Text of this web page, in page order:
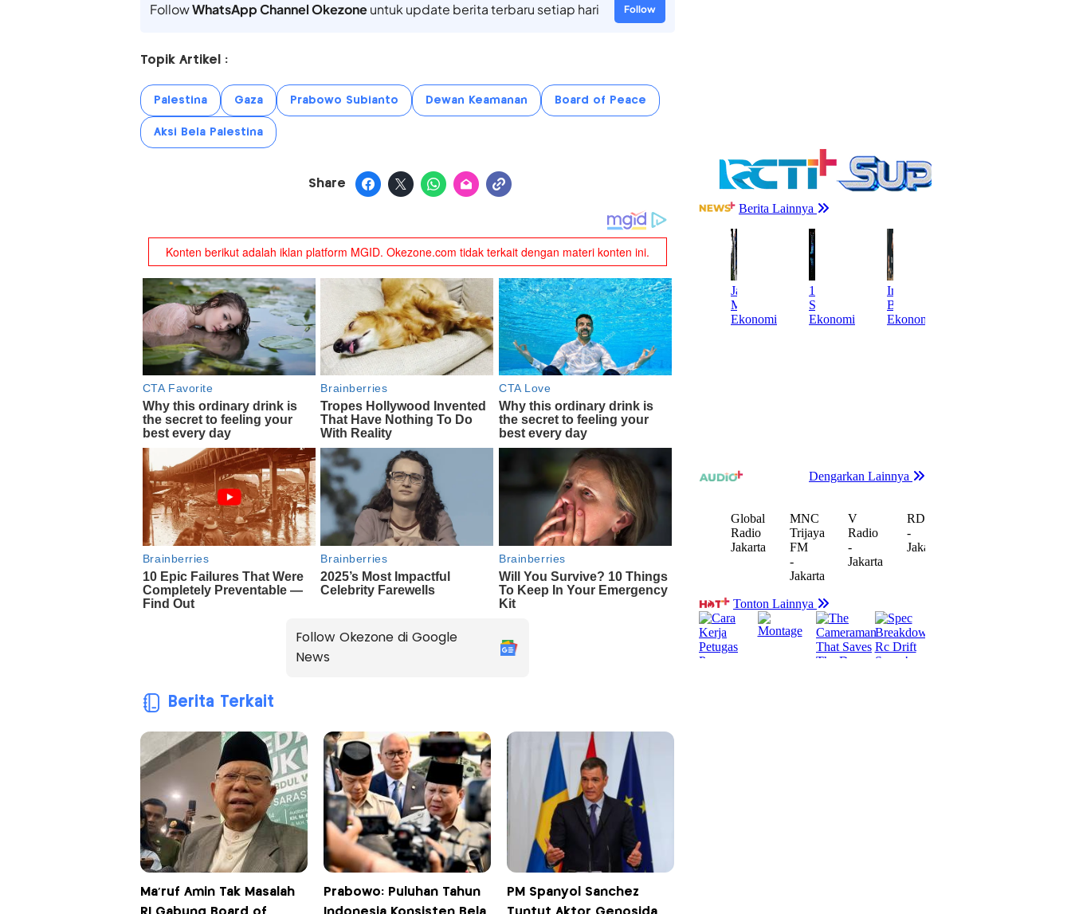
FollowWhatsApp Channel Okezoneuntuk update berita terbaru setiap hari Follow
Topik Artikel :
Palestina Gaza Prabowo Subianto Dewan Keamanan Board of Peace
Aksi Bela Palestina
Share
Follow Okezone di Google
News
Berita Terkait
Ma'ruf Amin Tak Masalah
RI Gabung Board of
Prabowo: Puluhan Tahun
Indonesia Konsisten Bela
PM Spanyol Sánchez
Tuntut Aktor Genosida